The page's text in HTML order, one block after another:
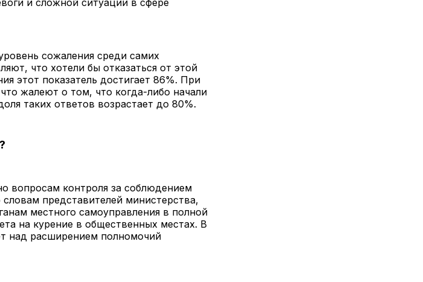
и сложной ситуации в сфере
сожаления среди самих
что хотели бы отказаться от этой
этот показатель достигает 86%. При
жалеют о том, что когда-либо начали
таких ответов возрастает до 80%.
вопросам контроля за соблюдением
представителей министерства,
местного самоуправления в полной
на курение в общественных местах. В
над расширением полномочий